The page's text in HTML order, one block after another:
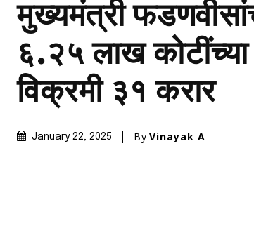
मुख्यमंत्री
६.२५ लाख
विक्रमी ३१ करार
January 22, 2025 By Vinayak A